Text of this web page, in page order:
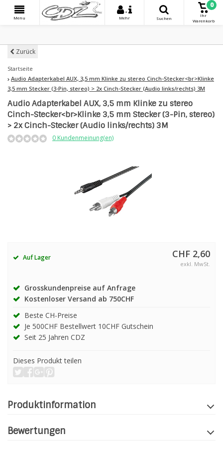
Menu
+
Mehr
Suchen
0
Ihr
Warenkorb
Zurück
Startseite
Audio Adapterkabel AUX, 3,5 mm Klinke zu stereo Cinch-Stecker<br>Klinke
3,5 mm Stecker (3-Pin, stereo) > 2x Cinch-Stecker (Audio links/rechts) 3M
Audio Adapterkabel AUX, 3,5 mm Klinke zu stereo
Cinch-Stecker<br>Klinke 3,5 mm Stecker (3-Pin, stereo)
> 2x Cinch-Stecker (Audio links/rechts) 3M
0 Kundenmeinung(en)
Auf Lager CHF 2,60
exkl. MwSt.
Grosskundenpreise auf Anfrage
Kostenloser Versand ab 750CHF
Beste CH-Preise
Je 500CHF Bestellwert 10CHF Gutschein
Seit 25 Jahren CDZ
Dieses Produkt teilen
Produktinformation
Bewertungen